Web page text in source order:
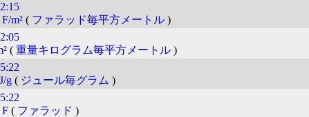
F/m² ( ファラッド毎平方メートル )
( 重量キログラム毎平方メートル )
J/g ( ジュール毎グラム )
F ( ファラッド )